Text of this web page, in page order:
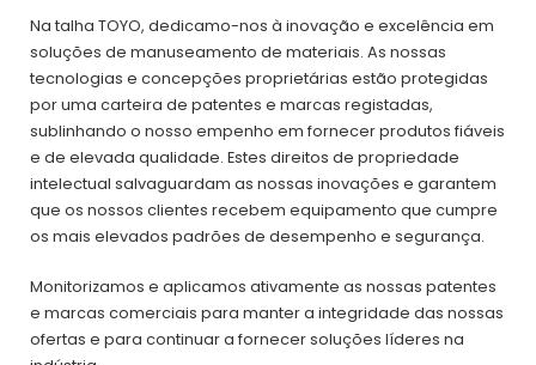
Na talha TOYO, dedicamo-nos à inovação e excelência em
soluções de manuseamento de materiais. As nossas
tecnologias e concepções proprietárias estão protegidas
por uma carteira de patentes e marcas registadas,
sublinhando o nosso empenho em fornecer produtos fiáveis
e de elevada qualidade. Estes direitos de propriedade
intelectual salvaguardam as nossas inovações e garantem
que os nossos clientes recebem equipamento que cumpre
os mais elevados padrões de desempenho e segurança.
Monitorizamos e aplicamos ativamente as nossas patentes
e marcas comerciais para manter a integridade das nossas
ofertas e para continuar a fornecer soluções líderes na